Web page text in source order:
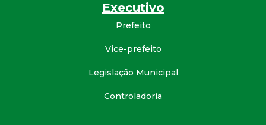
Executivo
Prefeito
Vice-prefeito
Legislação Municipal
Controladoria